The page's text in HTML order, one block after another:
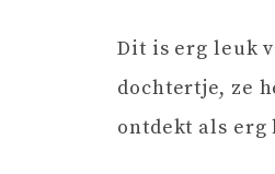
Dit is erg leuk
dochtertje, ze
ontdekt als erg